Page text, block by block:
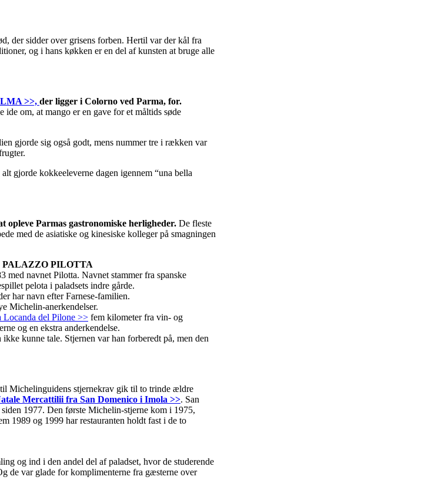
der sidder over grisens forben. Hertil var der kål fra
og i hans køkken er en del af kunsten at bruge alle
>>, der ligger i Colorno ved Parma, for.
om, at mango er en gave for et måltids søde
gjorde sig også godt, mens nummer tre i rækken var
gjorde kokkeeleverne dagen igennem “una bella
opleve Parmas gastronomiske herligheder. De fleste
med de asiatiske og kinesiske kolleger på smagningen
PILOTTA
med navnet Pilotta. Navnet stammer fra spanske
pelota i paladsets indre gårde.
har navn efter Farnese-familien.
Michelin-anerkendelser.
del Pilone >> fem kilometer fra vin- og
og en ekstra anderkendelse.
kunne tale. Stjernen var han forberedt på, men den
Michelinguidens stjernekrav gik til to trinde ældre
Mercattilii fra San Domenico i Imola >>. San
1977. Den første Michelin-stjerne kom i 1975,
1989 og 1999 har restauranten holdt fast i de to
og ind i den andel del af paladset, hvor de studerende
de var glade for komplimenterne fra gæsterne over